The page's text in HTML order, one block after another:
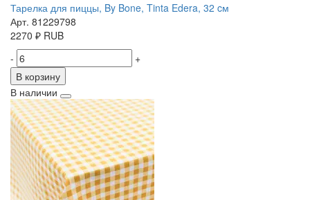
Тарелка для пиццы, By Bone, Tinta Edera, 32 cм
Арт. 81229798
2270 ₽ RUB
-
+
В корзину
В наличии